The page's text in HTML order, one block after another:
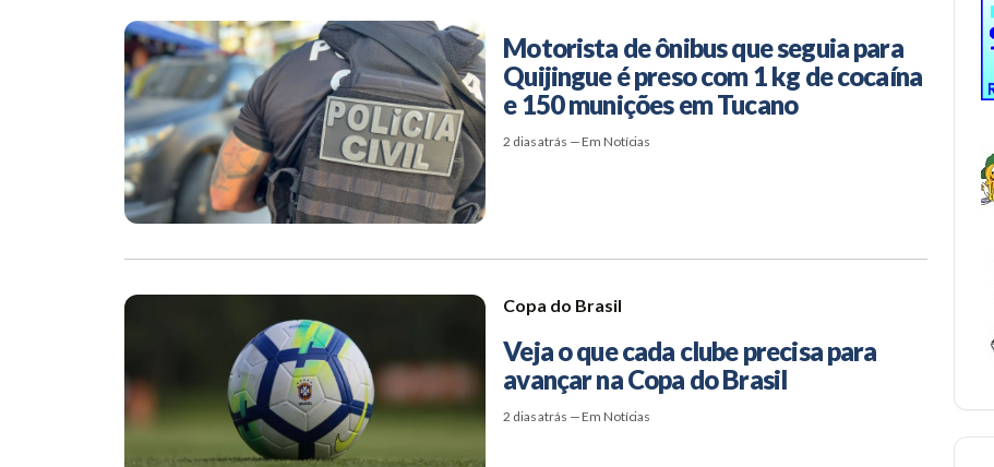
Motorista de ônibus que seguia para
Quijingue é preso com 1 kg de cocaína
e 150 munições em Tucano
2 dias atrás — Em Notícias
Copa do Brasil
Veja o que cada clube precisa para
avançar na Copa do Brasil
2 dias atrás — Em Notícias